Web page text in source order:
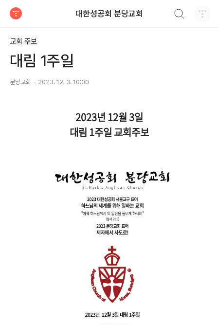
대한성공회 분당교회
교회 주보
대림 1주일
분당교회 2023. 12. 3. 10:00
2023년 12월 3일
대림 1주일교회주보